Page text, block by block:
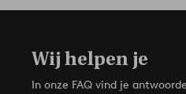
Wij helpen je
In onze FAQ vind je